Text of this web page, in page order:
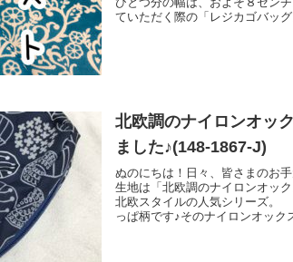
ていただく際の「レジカゴバッ
北欧調のナイロンオッ
ました♪(148-1867-J)
ぬのにちは！日々、皆さまのお
生地は「北欧調のナイロンオッ
北欧スタイルの人気シリーズ。
っぱ柄です♪そのナイロンオッ